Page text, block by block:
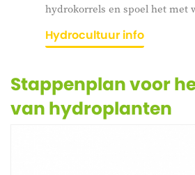
hydrokorrels en spoel het met
Hydrocultuur info
Stappenplan voor
van hydroplanten